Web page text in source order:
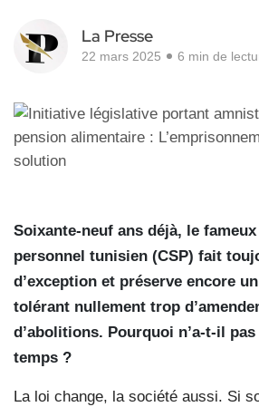
La Presse
22 mars 2025 6 min de
Soixante-neuf ans déjà, le
personnel tunisien (CSP) fait
d’exception et préserve encore
tolérant nullement trop
d’abolitions. Pourquoi n’a-t-il
temps ?
La loi change, la société aussi. Si